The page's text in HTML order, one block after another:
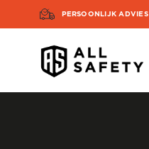
PERSOONLIJK ADVIES